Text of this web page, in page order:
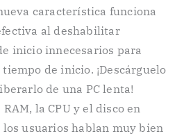
característica funciona
al deshabilitar
inicio innecesarios para
de inicio. ¡Descárguelo
de una PC lenta!
la CPU y el disco en
usuarios hablan muy bien